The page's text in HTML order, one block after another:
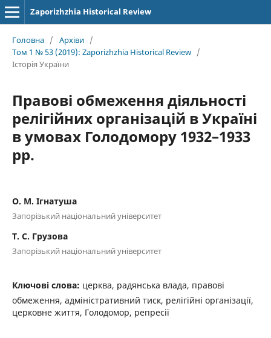
Zaporizhzhia Historical Review
Головна / Архіви /
Том 1 № 53 (2019): Zaporizhzhia Historical Review /
Історія України
Правові обмеження діяльності
релігійних організацій в Україні
в умовах Голодомору 1932–1933
рр.
О. М. Ігнатуша
Запорізький національний університет
Т. С. Грузова
Запорізький національний університет
Ключові слова: церква, радянська влада, правові
обмеження, адміністративний тиск, релігійні організації,
церковне життя, Голодомор, репресії